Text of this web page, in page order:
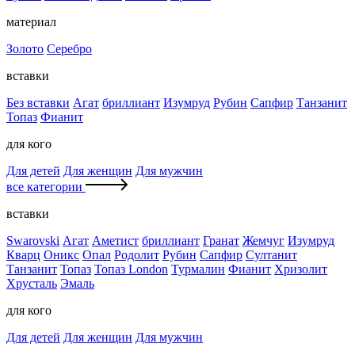
материал
Золото Серебро
вставки
Без вставки Агат бриллиант Изумруд Рубин Сапфир Танзанит
Топаз Фианит
для кого
Для детей Для женщин Для мужчин
все категории
вставки
Swarovski Агат Аметист бриллиант Гранат Жемчуг Изумруд
Кварц Оникс Опал Родолит Рубин Сапфир Султанит
Танзанит Топаз Топаз London Турмалин Фианит Хризолит
Хрусталь Эмаль
для кого
Для детей Для женщин Для мужчин